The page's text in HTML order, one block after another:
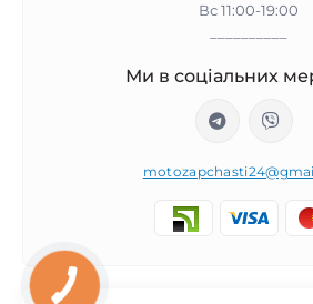
Вс 11:00-19:00
Ми в соціальних